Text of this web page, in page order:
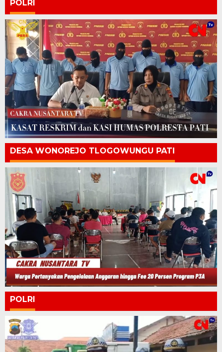
POLRI
DESA WONOREJO TLOGOWUNGU PATI
POLRI